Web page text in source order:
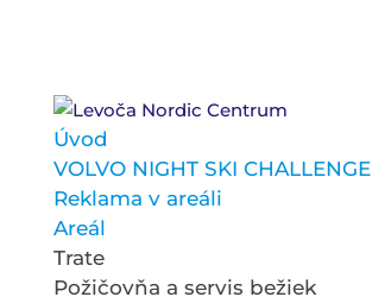
Úvod
VOLVO NIGHT SKI CHALLENGE
Reklama v areáli
Areál
Trate
Požičovňa a servis bežiek